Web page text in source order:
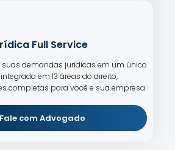
Full Service
suas demandas jurídicas em um único
em 13 áreas do direito,
completas para você e sua empresa
Fale com Advogado